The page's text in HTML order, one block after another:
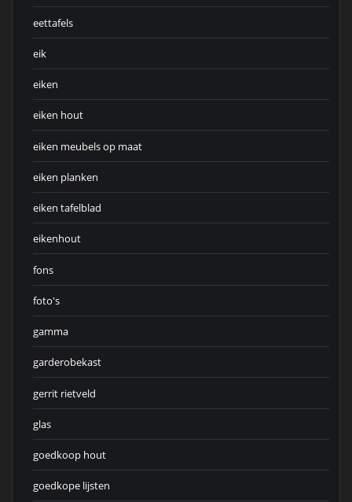
eettafels
eik
eiken
eiken hout
eiken meubels op maat
eiken planken
eiken tafelblad
eikenhout
fons
foto's
gamma
garderobekast
gerrit rietveld
glas
goedkoop hout
goedkope lijsten